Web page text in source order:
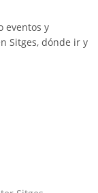
eventos y
Sitges, dónde ir y